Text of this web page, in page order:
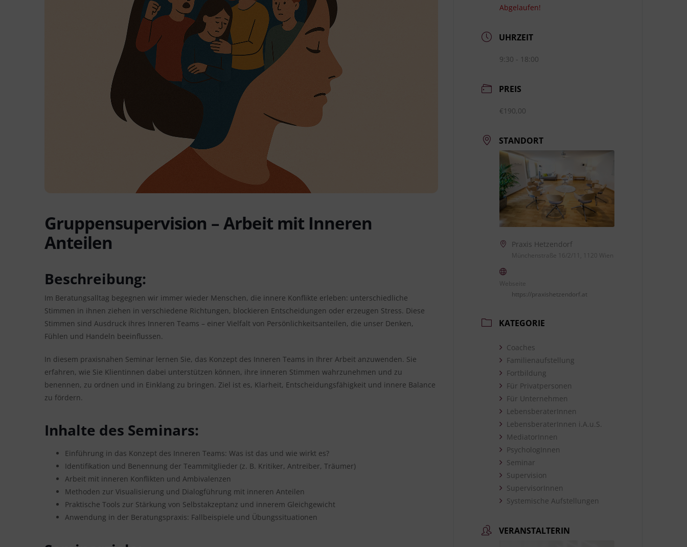
Gruppensupervision – Arbeit mit Inneren
Anteilen
Beschreibung:
Im Beratungsalltag begegnen wir immer wieder Menschen, die innere Konflikte erleben: unterschiedliche
Stimmen in ihnen ziehen in verschiedene Richtungen, blockieren Entscheidungen oder erzeugen Stress. Diese
Stimmen sind Ausdruck ihres Inneren Teams – einer Vielfalt von Persönlichkeitsanteilen, die unser Denken,
Fühlen und Handeln beeinflussen.
In diesem praxisnahen Seminar lernen Sie, das Konzept des Inneren Teams in Ihrer Arbeit anzuwenden. Sie
erfahren, wie Sie Klientinnen dabei unterstützen können, ihre inneren Stimmen wahrzunehmen und zu
benennen, zu ordnen und in Einklang zu bringen. Ziel ist es, Klarheit, Entscheidungsfähigkeit und innere Balance
zu fördern.
Inhalte des Seminars:
Einführung in das Konzept des Inneren Teams: Was ist das und wie wirkt es?
Identifikation und Benennung der Teammitglieder (z. B. Kritiker, Antreiber, Träumer)
Arbeit mit inneren Konflikten und Ambivalenzen
Methoden zur Visualisierung und Dialogführung mit inneren Anteilen
Praktische Tools zur Stärkung von Selbstakzeptanz und innerem Gleichgewicht
Anwendung in der Beratungspraxis: Fallbeispiele und Übungssituationen
Abgelaufen!
UHRZEIT
9:30 - 18:00
PREIS
€190,00
STANDORT
Praxis Hetzendorf
Münchenstraße 16/2/11, 1120 Wien
Webseite
https://praxishetzendorf.at
KATEGORIE
Coaches
Familienaufstellung
Fortbildung
Für Privatpersonen
Für Unternehmen
LebensberaterInnen
LebensberaterInnen i.A.u.S.
MediatorInnen
PsychologInnen
Seminar
Supervision
SupervisorInnen
Systemische Aufstellungen
VERANSTALTERIN